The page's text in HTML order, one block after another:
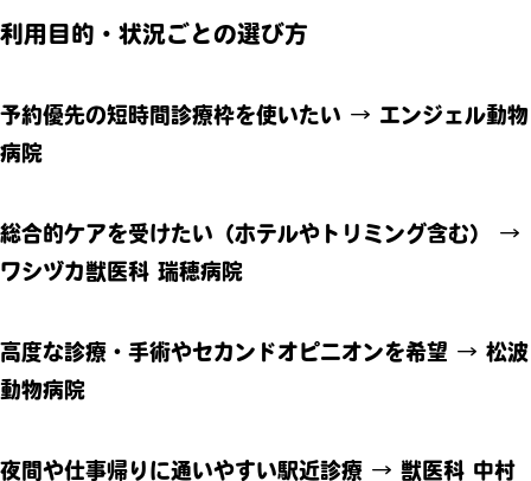
利用目的・状況ごとの選び方
予約優先の短時間診療枠を使いたい → エンジェル動物
病院
総合的ケアを受けたい（ホテルやトリミング含む）
→
ワシヅカ獣医科 瑞穂病院
高度な診療・手術やセカンドオピニオンを希望 → 松波
動物病院
夜間や仕事帰りに通いやすい駅近診療 → 獣医科 中村